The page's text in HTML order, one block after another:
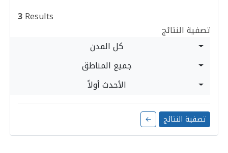
3Results
تصفية النتائج
كل المدن
جميع المناطق
الأحدث أولاً
← تصفية النتائج